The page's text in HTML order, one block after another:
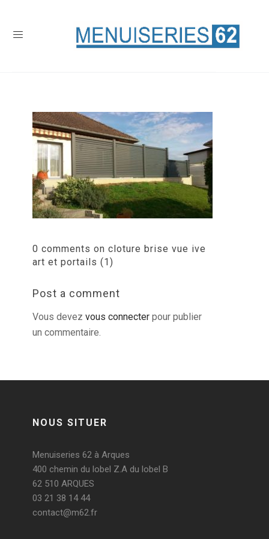
0 comments on cloture brise vue ive
art et portails (1)
Post a comment
Vous devez vous connecter pour publier
un commentaire.
NOUS SITUER
Menuiseries 62 à Arques
400 chemin du lobel Z.A du lobel B
62 510 ARQUES
03 21 38 14 44
contact@m62.fr